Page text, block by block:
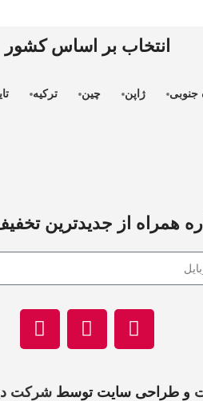
انتخاب بر اساس کشور
جنوبی ژاپن چین ترکیه
همراه از جدید‌ترین
و طراحی سایت توسطشرکت